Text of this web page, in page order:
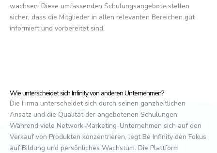
wachsen. Diese umfassenden Schulungsangebote stellen
sicher, dass die Mitglieder in allen relevanten Bereichen gut
informiert und vorbereitet sind.
Wie unterscheidet sich Infinity von anderen Unternehmen?
Die Firma unterscheidet sich durch seinen ganzheitlichen
Ansatz und die Qualität der angebotenen Schulungen.
Während viele Network-Marketing-Unternehmen sich auf den
Verkauf von Produkten konzentrieren, legt Be Infinity den Fokus
auf Bildung und persönliches Wachstum. Die Plattform